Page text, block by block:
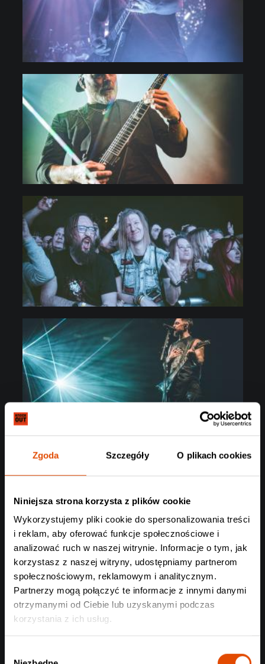
Zgoda Szczegóły O plikach cookies
Niniejsza strona korzysta z plików cookie
Wykorzystujemy pliki cookie do spersonalizowania treści
i reklam, aby oferować funkcje społecznościowe i
analizować ruch w naszej witrynie. Informacje o tym, jak
korzystasz z naszej witryny, udostępniamy partnerom
społecznościowym, reklamowym i analitycznym.
Partnerzy mogą połączyć te informacje z innymi danymi
otrzymanymi od Ciebie lub uzyskanymi podczas
korzystania z ich usług.